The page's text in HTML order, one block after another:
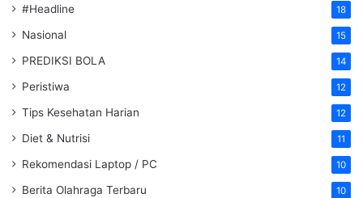
#Headline 18
Nasional 15
PREDIKSI BOLA 14
Peristiwa 12
Tips Kesehatan Harian 12
Diet & Nutrisi 11
Rekomendasi Laptop / PC 10
Berita Olahraga Terbaru 10